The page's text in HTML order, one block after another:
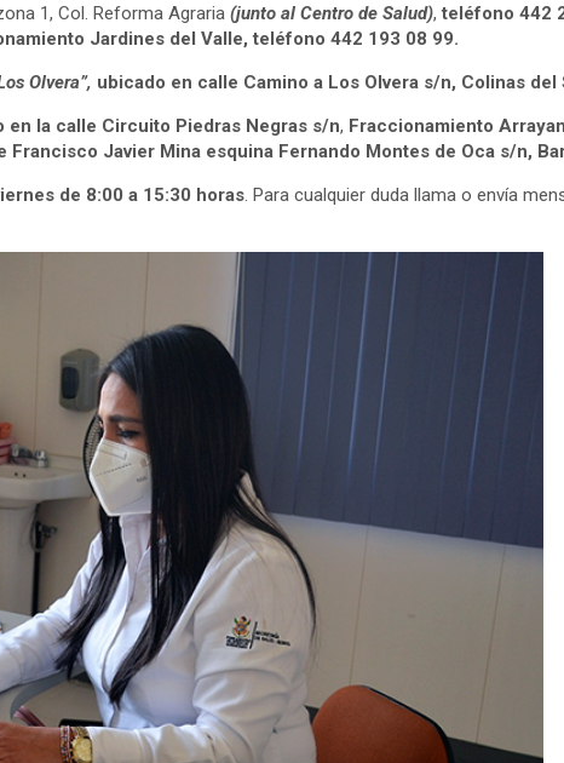
1, Col. Reforma Agraria (junto al Centro de Salud),teléfono 442
Jardines del Valle, teléfono 442 193 08 99.
Olvera”, ubicado en calle Camino a Los Olvera s/n, Colinas
en la calle Circuito Piedras Negras s/n, Fraccionamiento
Francisco Javier Mina esquina Fernando Montes de Oca s/n,
de 8:00 a 15:30 horas. Para cualquier duda llama o envía